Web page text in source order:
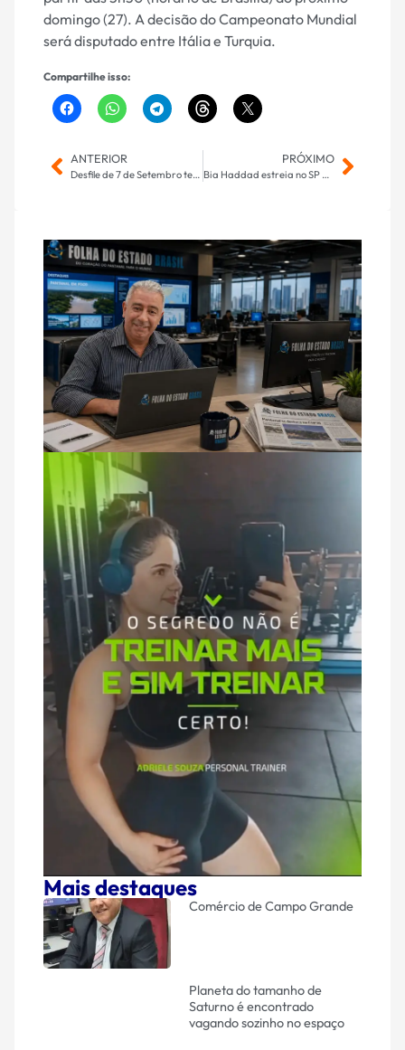
domingo (27). A decisão do Campeonato Mundial
será disputado entre Itália e Turquia.
Compartilhe isso:
ANTERIOR
Desfile de 7 de Setembro tem esforço conjunto de equipes de segurança
PRÓXIMO
Bia Haddad estreia no SP Open contra adversária do qualifying
Mais destaques
Comércio de Campo Grande
Planeta do tamanho de
Saturno é encontrado
vagando sozinho no espaço